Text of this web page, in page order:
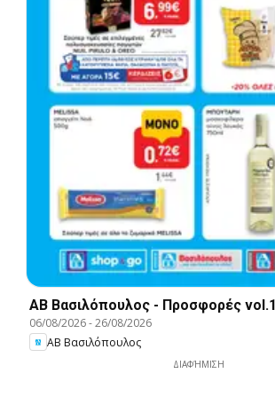
ΑΒ Βασιλόπουλος - Προσφορές vol.1
06/08/2026-26/08/2026
ΑΒ Βασιλόπουλος
ΔΙΑΦΉΜΙΣΗ